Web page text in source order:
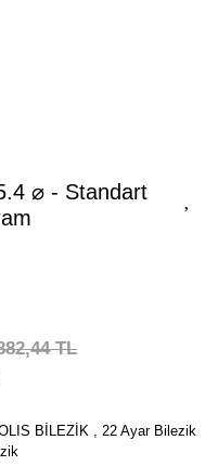
⌀ - Standart
TL
BİLEZİK
22 Ayar Bilezik